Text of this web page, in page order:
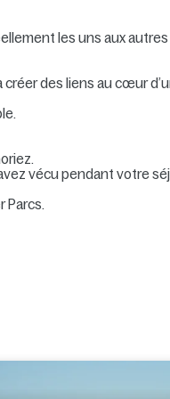
les uns aux
des liens au cœur
vécu pendant votre
Parcs.